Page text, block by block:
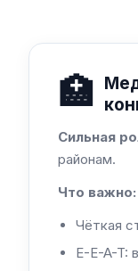
🏥
Сильная
районам.
Что важно:
Чёткая
E-E-A-T: